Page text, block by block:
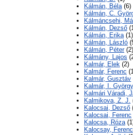
Kálmán, Béla(6)
Kálmán, C.
Kálmáncsehi,
Kálmán, Dezső
Kálmán, Erika(1)
Kálmán, László
Kálmán, Péter(2)
Kálmány, Lajos
Kalmár, Elek (2)
Kalmár, Ferenc
Kalmár, Gusztáv
Kalmár, I. György
Kalmári Váradi,
Kalmikova, Z. J.
Kalocsai, Dezső
Kalocsai, Ferenc
Kalocsa, Róza
Kalocsay, Ferenc